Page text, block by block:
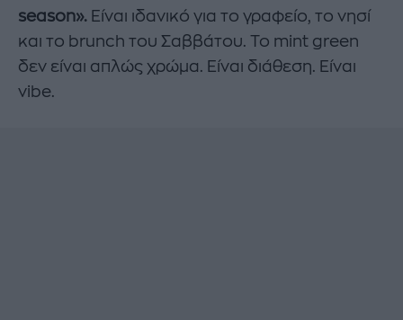
season». Είναι ιδανικό για το γραφείο, το νησί
και το brunch του Σαββάτου. Το mint green
δεν είναι απλώς χρώμα. Είναι διάθεση. Είναι
vibe.